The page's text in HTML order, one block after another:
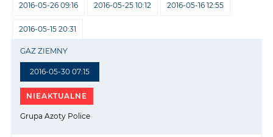
2016-05-26 09:16 2016-05-25 10:12 2016-05-16 12:55
2016-05-15 20:31
2016-05-30 07:15
GAZ ZIEMNY
NIEAKTUALNE
Grupa Azoty Police